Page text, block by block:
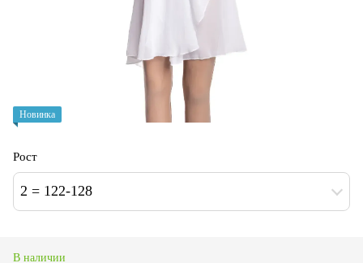
Новинка
Рост
2 = 122-128
В наличии